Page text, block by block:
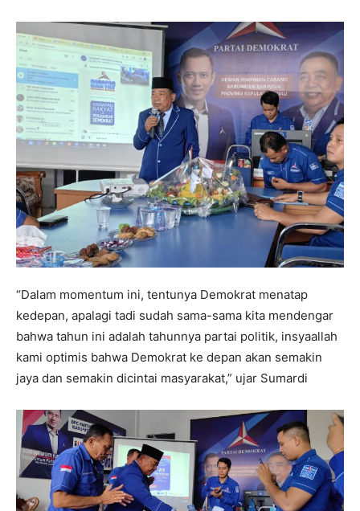
“Dalam momentum ini, tentunya Demokrat menatap
kedepan, apalagi tadi sudah sama-sama kita mendengar
bahwa tahun ini adalah tahunnya partai politik, insyaallah
kami optimis bahwa Demokrat ke depan akan semakin
jaya dan semakin dicintai masyarakat,” ujar Sumardi